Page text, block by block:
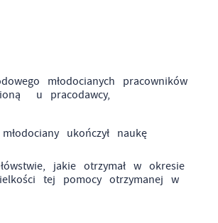
młodocianych pracowników
u pracodawcy,
ukończył naukę
jakie otrzymał w okresie
tej pomocy otrzymanej w